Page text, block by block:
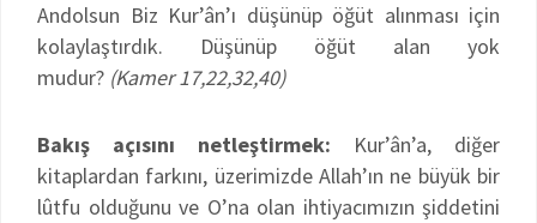
Andolsun Biz Kur’ân’ı düşünüp öğüt alınması için
kolaylaştırdık. Düşünüp öğüt alan yok
mudur? (Kamer 17,22,32,40)
Bakış açısını netleştirmek: Kur’ân’a, diğer
kitaplardan farkını, üzerimizde Allah’ın ne büyük bir
lûtfu olduğunu ve O’na olan ihtiyacımızın şiddetini